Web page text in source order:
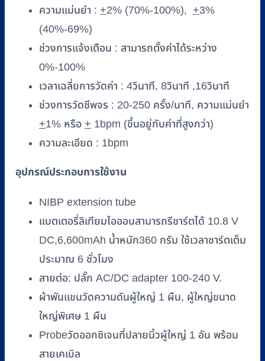
ความแม่นยำ : +2% (70%-100%), +3%
(40%-69%)
ช่วงการแจ้งเตือน : สามารถตั้งค่าได้ระหว่าง
0%-100%
เวลาเฉลี่ยการวัดค่า : 4วินาที, 8วินาที ,16วินาที
ช่วงการวัดชีพจร : 20-250 ครั้ง/นาที, ความแม่นยำ
+1% หรือ + 1bpm (ขึ้นอยู่กับค่าที่สูงกว่า)
ความละเอียด : 1bpm
อุปกรณ์ประกอบการใช้งาน
NIBP extension tube
แบตเตอรี่ลิเทียมไอออนสามารถรีชาร์ตได้ 10.8 V
DC,6,600mAh น้ำหนัก360 กรัม ใช้เวลาชาร์ตเต็ม
ประมาณ 6 ชั่วโมง
สายต่อ: ปลั๊ก AC/DC adapter 100-240 V.
ผ้าพันแขนวัดความดันผู้ใหญ่ 1 ผืน, ผู้ใหญ่ขนาด
ใหญ่พิเศษ 1 ผืน
Probeวัดออกซิเจนที่ปลายนิ้วผู้ใหญ่ 1 อัน พร้อม
สายเคเบิล